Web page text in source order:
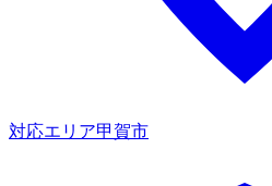
対応エリア甲賀市